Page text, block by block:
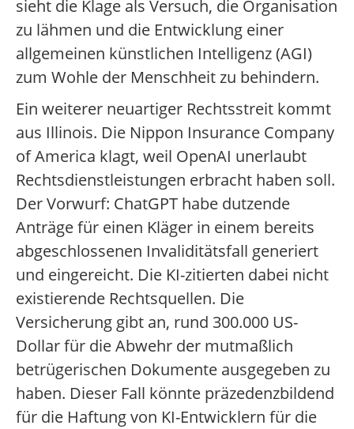
sieht die Klage als Versuch, die Organisation
zu lähmen und die Entwicklung einer
allgemeinen künstlichen Intelligenz (AGI)
zum Wohle der Menschheit zu behindern.
Ein weiterer neuartiger Rechtsstreit kommt
aus Illinois. Die Nippon Insurance Company
of America klagt, weil OpenAI unerlaubt
Rechtsdienstleistungen erbracht haben soll.
Der Vorwurf: ChatGPT habe dutzende
Anträge für einen Kläger in einem bereits
abgeschlossenen Invaliditätsfall generiert
und eingereicht. Die KI-zitierten dabei nicht
existierende Rechtsquellen. Die
Versicherung gibt an, rund 300.000 US-
Dollar für die Abwehr der mutmaßlich
betrügerischen Dokumente ausgegeben zu
haben. Dieser Fall könnte präzedenzbildend
für die Haftung von KI-Entwicklern für die